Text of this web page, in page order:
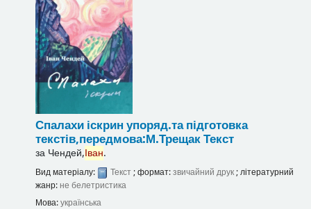
Спалахи іскрин упоряд.та підготовка
текстів,передмова:М.ТрещакТекст
за Чендей,Іван.
Вид матеріалу: Текст; формат:звичайний друк; літературний
жанр: не белетристика
Мова:українська